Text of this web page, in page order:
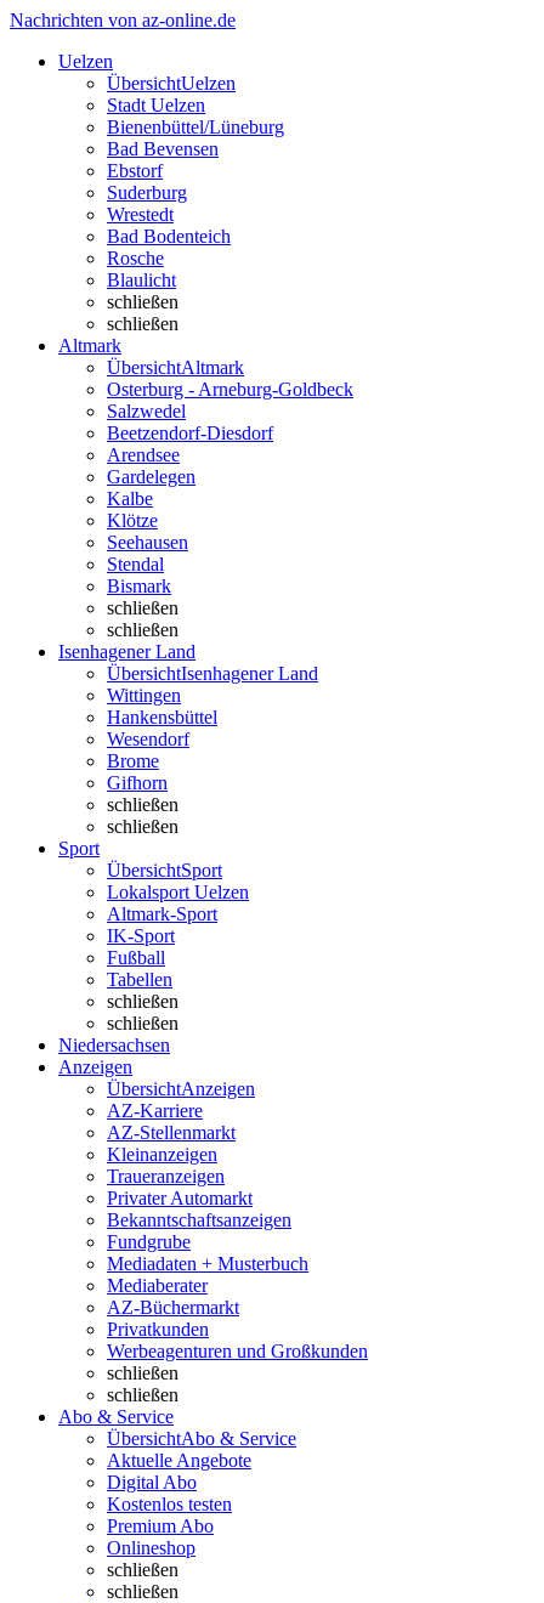
Nachrichten von az-online.de
Uelzen
ÜbersichtUelzen
Stadt Uelzen
Bienenbüttel/Lüneburg
Bad Bevensen
Ebstorf
Suderburg
Wrestedt
Bad Bodenteich
Rosche
Blaulicht
schließen
schließen
Altmark
ÜbersichtAltmark
Osterburg - Arneburg-Goldbeck
Salzwedel
Beetzendorf-Diesdorf
Arendsee
Gardelegen
Kalbe
Klötze
Seehausen
Stendal
Bismark
schließen
schließen
Isenhagener Land
ÜbersichtIsenhagener Land
Wittingen
Hankensbüttel
Wesendorf
Brome
Gifhorn
schließen
schließen
Sport
ÜbersichtSport
Lokalsport Uelzen
Altmark-Sport
IK-Sport
Fußball
Tabellen
schließen
schließen
Niedersachsen
Anzeigen
ÜbersichtAnzeigen
AZ-Karriere
AZ-Stellenmarkt
Kleinanzeigen
Traueranzeigen
Privater Automarkt
Bekanntschaftsanzeigen
Fundgrube
Mediadaten + Musterbuch
Mediaberater
AZ-Büchermarkt
Privatkunden
Werbeagenturen und Großkunden
schließen
schließen
Abo & Service
ÜbersichtAbo & Service
Aktuelle Angebote
Digital Abo
Kostenlos testen
Premium Abo
Onlineshop
schließen
schließen